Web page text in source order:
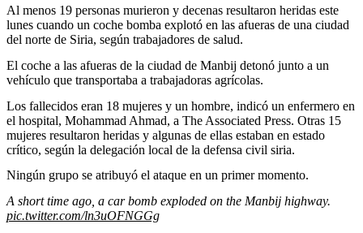
Al menos 19 personas murieron y decenas resultaron heridas este
lunes cuando un coche bomba explotó en las afueras de una ciudad
del norte de Siria, según trabajadores de salud.
El coche a las afueras de la ciudad de Manbij detonó junto a un
vehículo que transportaba a trabajadoras agrícolas.
Los fallecidos eran 18 mujeres y un hombre, indicó un enfermero en
el hospital, Mohammad Ahmad, a The Associated Press. Otras 15
mujeres resultaron heridas y algunas de ellas estaban en estado
crítico, según la delegación local de la defensa civil siria.
Ningún grupo se atribuyó el ataque en un primer momento.
A short time ago, a car bomb exploded on the Manbij highway.
pic.twitter.com/ln3uOFNGGg